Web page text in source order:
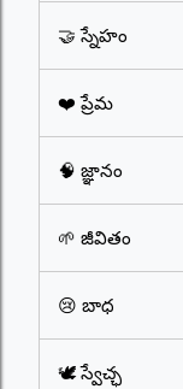
🤝 స్నేహం
❤️ ప్రేమ
🧠 జ్ఞానం
🌱 జీవితం
😢 బాధ
🕊️ స్వేచ్ఛ